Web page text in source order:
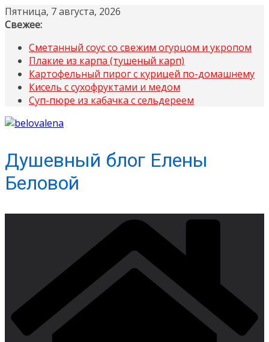
Перейти
к
Пятница, 7 августа, 2026
Свежее:
Сметанный соус со свежим огурцом и укропом
Плакие из карпа (тушеный карп)
Картофельный пирог с курицей по-домашнему
Кисель с сухофруктами и медом
Суп-пюре из кабачка с сельдереем
Душевный блог Елены
Беловой